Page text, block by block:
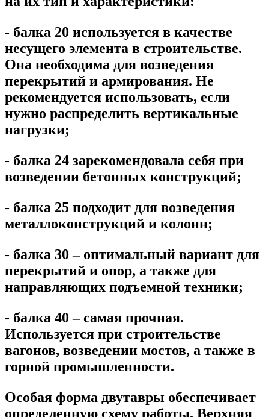
- балка 20 используется в качестве
несущего элемента в строительстве.
Она необходима для возведения
перекрытий и армирования. Не
рекомендуется использовать, если
нужно распределить вертикальные
нагрузки;
- балка 24 зарекомендовала себя при
возведении бетонных конструкций;
- балка 25 подходит для возведения
металлоконструкций и колонн;
- балка 30 – оптимальный вариант для
перекрытий и опор, а также для
направляющих подъемной техники;
- балка 40 – самая прочная.
Используется при строительстве
вагонов, возведении мостов, а также в
горной промышленности.
Особая форма двутавры обеспечивает
определенную схему работы. Верхняя